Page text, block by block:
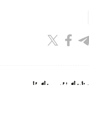
ريزابەك نۇسىپبەك ۇلى